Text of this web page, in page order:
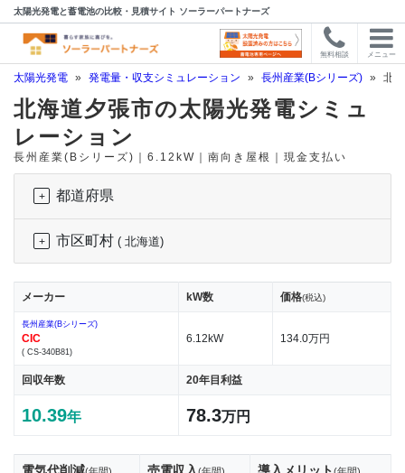
太陽光発電と蓄電池の比較・見積サイト ソーラーパートナーズ
無料相談 メニュー
太陽光発電 » 発電量・収支シミュレーション » 長州産業(Bシリーズ) » 北
北海道夕張市の太陽光発電シミュ
レーション
長州産業(Bシリーズ)｜6.12kW｜南向き屋根｜現金支払い
都道府県
市区町村 ( 北海道)
メーカー kW数 価格(税込)
長州産業(Bシリーズ)
CIC
( CS-340B81)
6.12kW 134.0万円
回収年数 20年目利益
10.39年 78.3万円